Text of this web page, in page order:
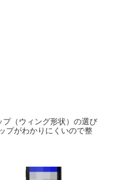
プ（ウィング形状）の選び
プがわかりにくいので整